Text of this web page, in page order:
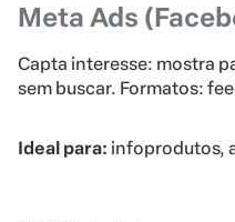
Meta Ads
Capta interesse: mostra
sem buscar. Formatos:
Ideal para: infoprodutos,